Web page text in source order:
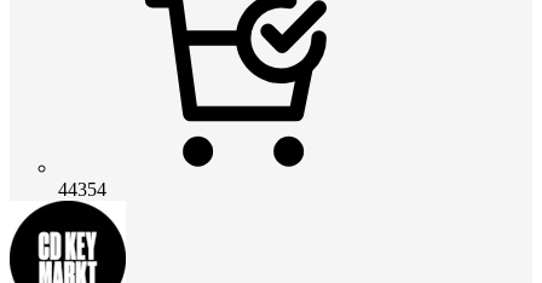
44354